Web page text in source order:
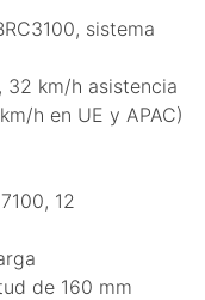
sistema
32 km/h asistencia
h en UE y APAC)
12
de 160 mm